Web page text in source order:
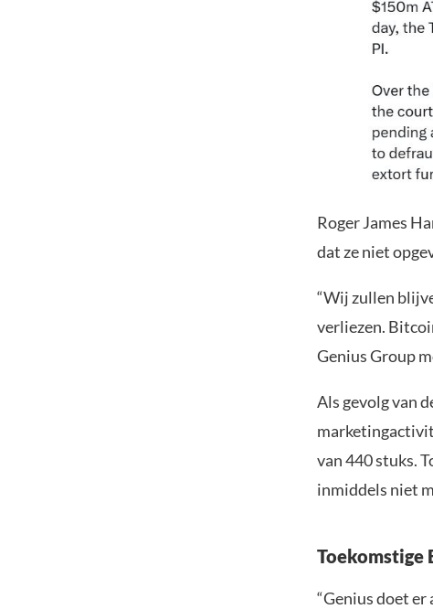
Roger James
dat ze niet
“Wij zullen
verliezen.
Genius Group
Als gevolg van
van 440 stuks.
inmiddels niet
“Genius doet